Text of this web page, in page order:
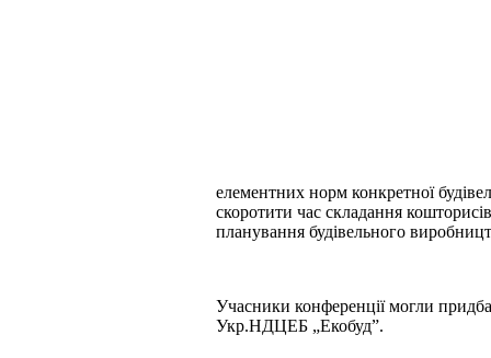
елементних норм конкретної
скоротити час складання
планування будівельного
Учасники конференції могли
Укр.НДЦЕБ „Екобуд”.